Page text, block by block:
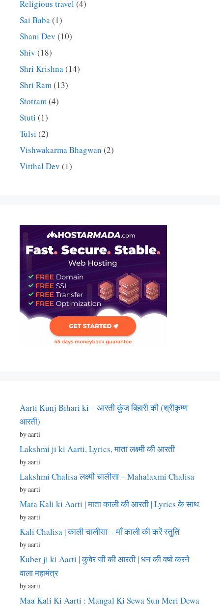
Religious travel (4)
Sai Baba(1)
Shani Dev (10)
Shiv (18)
Shri Krishna(14)
Shri Ram(13)
Stotram(4)
Stuti (1)
Tulsi (2)
Vishwakarma Bhagwan (2)
Vitthal Dev (1)
Aarti Kunj Bihari ki – आरती कुंज बिहारी की (श्रीकृष्ण
आरती)
by aarti
Lakshmi ji ki Aarti, Lyrics, माता लक्ष्मी की आरती
by aarti
Lakshmi Chalisa लक्ष्मी चालीसा – Mahalaxmi Chalisa
by aarti
Mata Kali ki Aarti | माता काली की आरती | Lyrics के साथ
by aarti
Kali Chalisa | काली चालीसा – माँ काली की करें स्तुति
by aarti
Kuber ji ki Aarti | कुबेर जी की आरती | धन की वर्षा करने
वाला महामंत्र
by aarti
Maa Kali Ki Aarti : Mangal Ki Sewa Sun Meri Dewa